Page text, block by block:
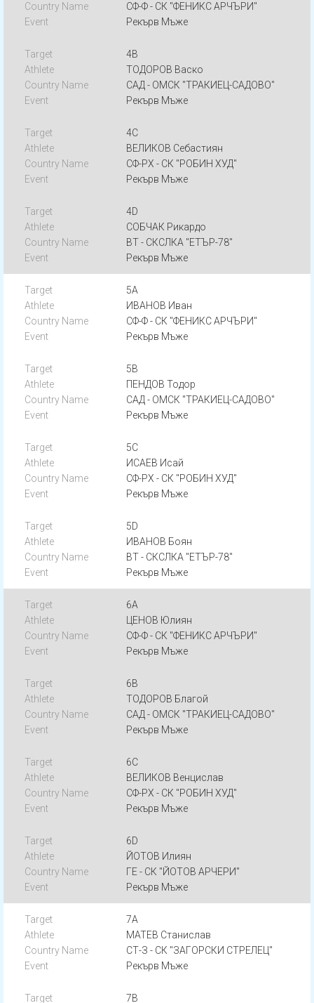
СФ-Ф - СК "ФЕНИКС АРЧЪРИ"
Рекърв Мъже
4B
ТОДОРОВ Васко
САД - ОМСК "ТРАКИЕЦ-САДОВО"
Рекърв Мъже
4C
ВЕЛИКОВ Себастиян
СФ-РХ - СК "РОБИН ХУД"
Рекърв Мъже
4D
СОБЧАК Рикардо
ВТ - СКСЛКА "ЕТЪР-78"
Рекърв Мъже
5A
ИВАНОВ Иван
СФ-Ф - СК "ФЕНИКС АРЧЪРИ"
Рекърв Мъже
5B
ПЕНДОВ Тодор
САД - ОМСК "ТРАКИЕЦ-САДОВО"
Рекърв Мъже
5C
ИСАЕВ Исай
СФ-РХ - СК "РОБИН ХУД"
Рекърв Мъже
5D
ИВАНОВ Боян
ВТ - СКСЛКА "ЕТЪР-78"
Рекърв Мъже
6A
ЦЕНОВ Юлиян
СФ-Ф - СК "ФЕНИКС АРЧЪРИ"
Рекърв Мъже
6B
ТОДОРОВ Благой
САД - ОМСК "ТРАКИЕЦ-САДОВО"
Рекърв Мъже
6C
ВЕЛИКОВ Венцислав
СФ-РХ - СК "РОБИН ХУД"
Рекърв Мъже
6D
ЙОТОВ Илиян
ГЕ - СК "ЙОТОВ АРЧЕРИ"
Рекърв Мъже
7A
МАТЕВ Станислав
СТ-З - СК "ЗАГОРСКИ СТРЕЛЕЦ"
Рекърв Мъже
7B